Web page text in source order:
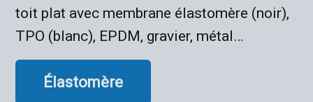
toit plat avec membrane élastomère (noir),
TPO (blanc), EPDM, gravier, métal…
Élastomère